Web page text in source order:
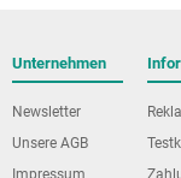
Unternehmen
Newsletter
Unsere AGB